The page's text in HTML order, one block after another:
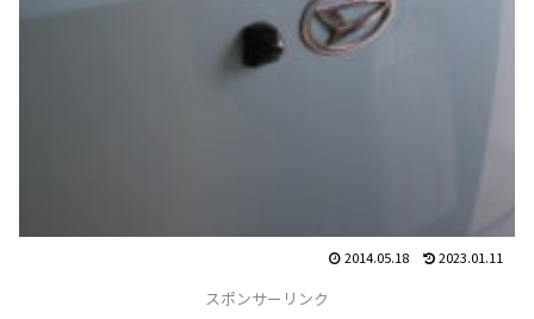
2014.05.18 2023.01.11
スポンサーリンク